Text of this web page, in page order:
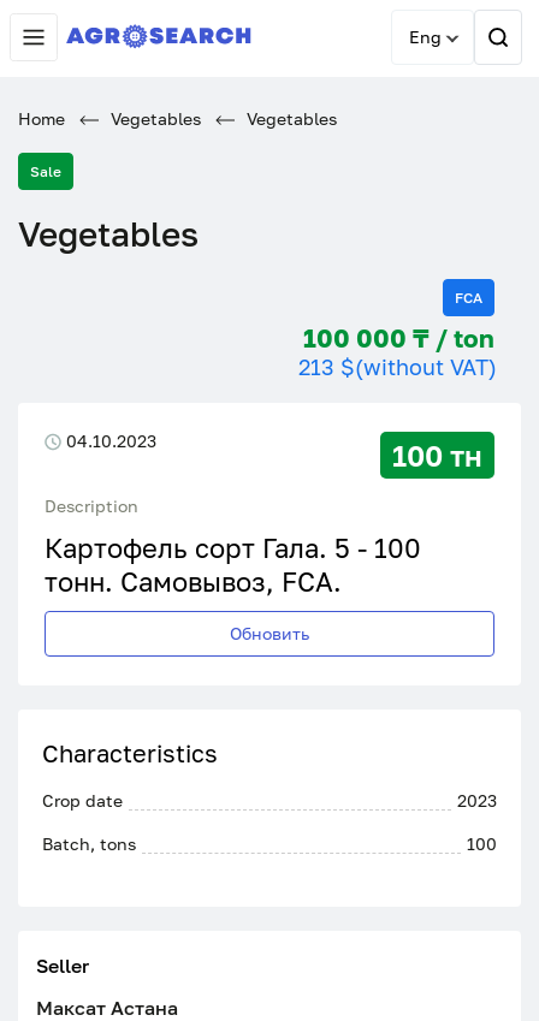
Eng
Home Vegetables Vegetables
Sale
Vegetables
FCA
100 000 ₸ / ton
213 $(without VAT)
04.10.2023 100 тн
Description
Картофель сорт Гала. 5 - 100
тонн. Самовывоз, FCA.
Обновить
Characteristics
Crop date 2023
Batch, tons 100
Seller
Максат Астана